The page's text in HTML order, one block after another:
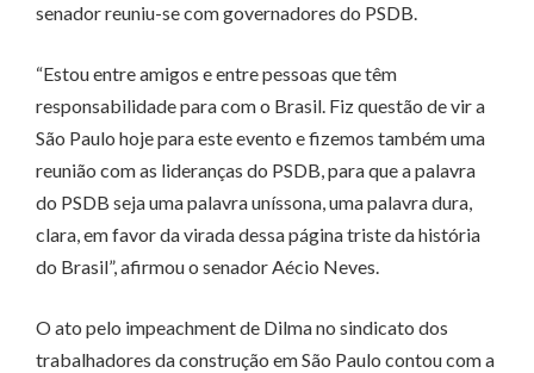
senador reuniu-se com governadores do PSDB.
“Estou entre amigos e entre pessoas que têm
responsabilidade para com o Brasil. Fiz questão de vir a
São Paulo hoje para este evento e fizemos também uma
reunião com as lideranças do PSDB, para que a palavra
do PSDB seja uma palavra uníssona, uma palavra dura,
clara, em favor da virada dessa página triste da história
do Brasil”, afirmou o senador Aécio Neves.
O ato pelo impeachment de Dilma no sindicato dos
trabalhadores da construção em São Paulo contou com a